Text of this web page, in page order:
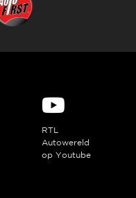
RTL
Autowereld
op Youtube